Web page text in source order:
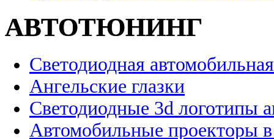
АВТОТЮНИНГ
Светодиодная
Ангельские глазки
Светодиодные 3d логотипы
Автомобильные проекторы